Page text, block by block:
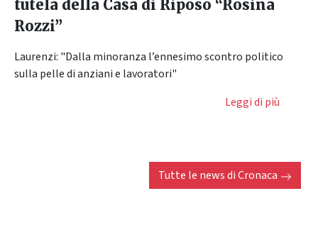
tutela della Casa di Riposo “Rosina
Rozzi”
Laurenzi: "Dalla minoranza l’ennesimo scontro politico
sulla pelle di anziani e lavoratori"
Leggi di più
Tutte le news diCronaca